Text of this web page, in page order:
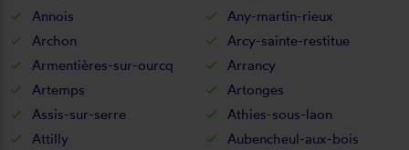
Annois
Any-martin-rieux
Archon
Arcy-sainte-restitue
Armentières-sur-ourcq
Arrancy
Artemps
Artonges
Assis-sur-serre
Athies-sous-laon
Attilly
Aubencheul-aux-bois